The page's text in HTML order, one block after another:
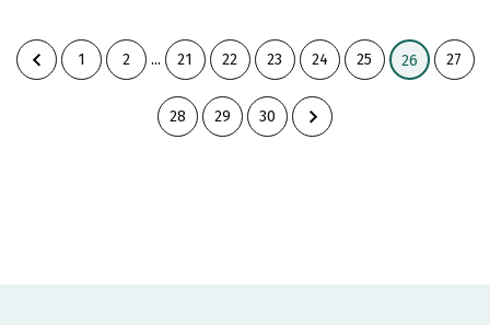
1 2 ... 21 22 23 24 25 26 27
28 29 30